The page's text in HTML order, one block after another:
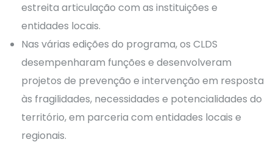
estreita articulação com as instituições e
entidades locais.
Nas várias edições do programa, os CLDS
desempenharam funções e desenvolveram
projetos de prevenção e intervenção em resposta
às fragilidades, necessidades e potencialidades do
território, em parceria com entidades locais e
regionais.